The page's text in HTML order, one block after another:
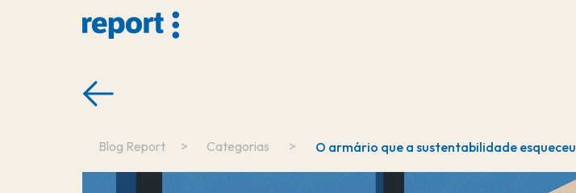
Blog Report > Categorias > O armário que a sustentabilidade esqueceu